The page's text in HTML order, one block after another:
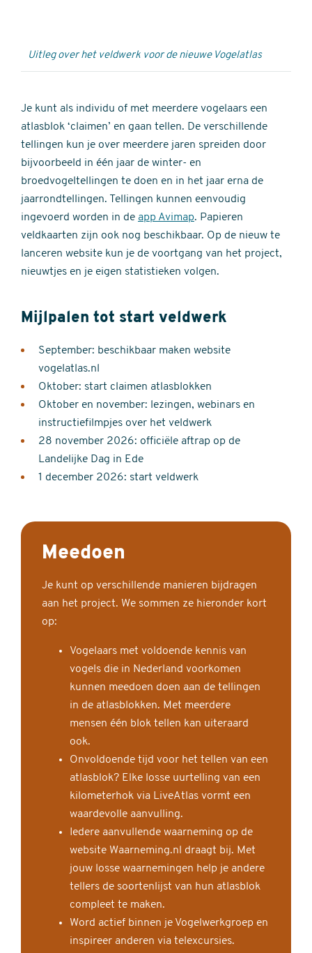
Uitleg over het veldwerk voor de nieuwe Vogelatlas
Je kunt als individu of met meerdere vogelaars een
atlasblok ‘claimen’ en gaan tellen. De verschillende
tellingen kun je over meerdere jaren spreiden door
bijvoorbeeld in één jaar de winter- en
broedvogeltellingen te doen en in het jaar erna de
jaarrondtellingen. Tellingen kunnen eenvoudig
ingevoerd worden in de app Avimap. Papieren
veldkaarten zijn ook nog beschikbaar. Op de nieuw te
lanceren website kun je de voortgang van het project,
nieuwtjes en je eigen statistieken volgen.
Mijlpalen tot start veldwerk
September: beschikbaar maken website
vogelatlas.nl
Oktober: start claimen atlasblokken
Oktober en november: lezingen, webinars en
instructiefilmpjes over het veldwerk
28 november 2026: officiële aftrap op de
Landelijke Dag in Ede
1 december 2026: start veldwerk
Meedoen
Je kunt op verschillende manieren bijdragen
aan het project. We sommen ze hieronder kort
op:
Vogelaars met voldoende kennis van
vogels die in Nederland voorkomen
kunnen meedoen doen aan de tellingen
in de atlasblokken. Met meerdere
mensen één blok tellen kan uiteraard
ook.
Onvoldoende tijd voor het tellen van een
atlasblok? Elke losse uurtelling van een
kilometerhok via LiveAtlas vormt een
waardevolle aanvulling.
Iedere aanvullende waarneming op de
website Waarneming.nl draagt bij. Met
jouw losse waarnemingen help je andere
tellers de soortenlijst van hun atlasblok
compleet te maken.
Word actief binnen je Vogelwerkgroep en
inspireer anderen via telexcursies.